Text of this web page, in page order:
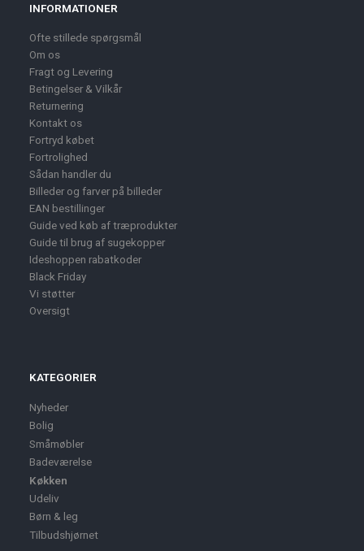
INFORMATIONER
Ofte stillede spørgsmål
Om os
Fragt og Levering
Betingelser & Vilkår
Returnering
Kontakt os
Fortryd købet
Fortrolighed
Sådan handler du
Billeder og farver på billeder
EAN bestillinger
Guide ved køb af træprodukter
Guide til brug af sugekopper
Ideshoppen rabatkoder
Black Friday
Vi støtter
Oversigt
KATEGORIER
Nyheder
Bolig
Småmøbler
Badeværelse
Køkken
Udeliv
Børn & leg
Tilbudshjørnet